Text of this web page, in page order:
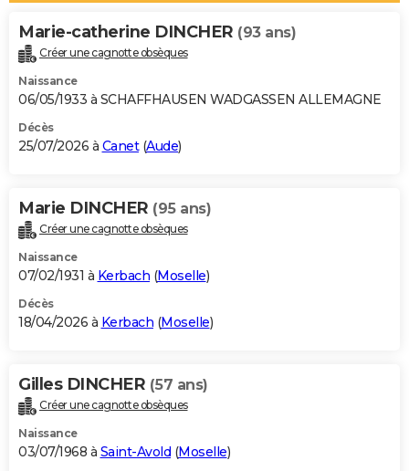
Alimentation
Guide de la santé
Maladies
Médicaments
Sommeil
VOYAGE
Destinations
City break
Voyage nature
Voyage de noces
Forum
Climat
+PHOTO
GUIDES D'ACHAT
BONS PLANS
Carte de Noël
Carte Bonne année
Carte Saint-Valentin
Carte Pâques
Carte d'anniversaire
DICTIONNAIRE
Dictionnaire
Biographies
Citations
Expressions
Proverbes
PROGRAMME TV
S'inscrire
Se connecter
Lycées
Collèges
Primaires
Universités
Entreprises
Service militaire
Avis de recherche
AVIS DE DÉCÈS
Bricolage
Lifestyle
Culture
Sport
Auto
Television
Voyage
Cinema
Marie-catherine DINCHER (93 ans)
Créer une cagnotte obsèques
Naissance
06/05/1933 à SCHAFFHAUSEN WADGASSEN ALLEMAGNE
Décès
25/07/2026 à Canet(Aude)
Marie DINCHER (95 ans)
Créer une cagnotte obsèques
Naissance
07/02/1931 à Kerbach (Moselle)
Décès
18/04/2026 à Kerbach (Moselle)
Gilles DINCHER (57 ans)
Créer une cagnotte obsèques
Naissance
03/07/1968 à Saint-Avold (Moselle)